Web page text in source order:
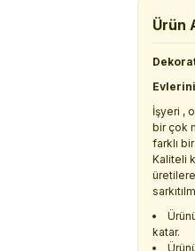
Ürün
İşyeri ,
bir çok
farklı
Kaliteli
katar.